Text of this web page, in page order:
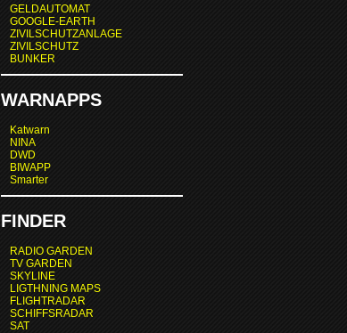
GELDAUTOMAT
GOOGLE-EARTH
ZIVILSCHUTZANLAGE
ZIVILSCHUTZ
BUNKER
WARNAPPS
Katwarn
NINA
DWD
BIWAPP
Smarter
FINDER
RADIO GARDEN
TV GARDEN
SKYLINE
LIGTHNING MAPS
FLIGHTRADAR
SCHIFFSRADAR
SAT